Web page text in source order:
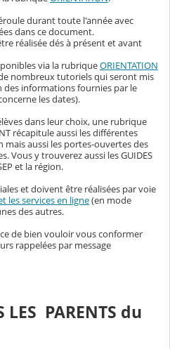
durant toute l'année avec
dans ce document.
réalisée dés à présent et avant
via la rubriqueORIENTATION
nombreux tutoriels qui seront mis
informations fournies par le
les dates).
dans leur choix, une rubrique
récapitule aussi les différentes
aussi les portes-ouvertes des
Vous y trouverez aussi les GUIDES
et la région.
et doivent être réalisées par voie
les services en ligne(en mode
des autres.
de bien vouloir vous conformer
rappelées par message
LES PARENTS du